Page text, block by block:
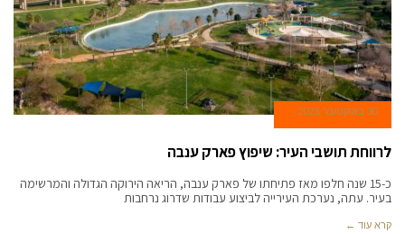
30 באוקטובר 2025
לרווחת תושבי העיר: שיפוץ פארק ענבה
כ-15 שנה חלפו מאז פתיחתו של פארק ענבה, הריאה הירוקה הגדולה והמרשימה
בעיר. עתה, נערכת העירייה לביצוע עבודות שדרוג נרחבות
קרא עוד ←